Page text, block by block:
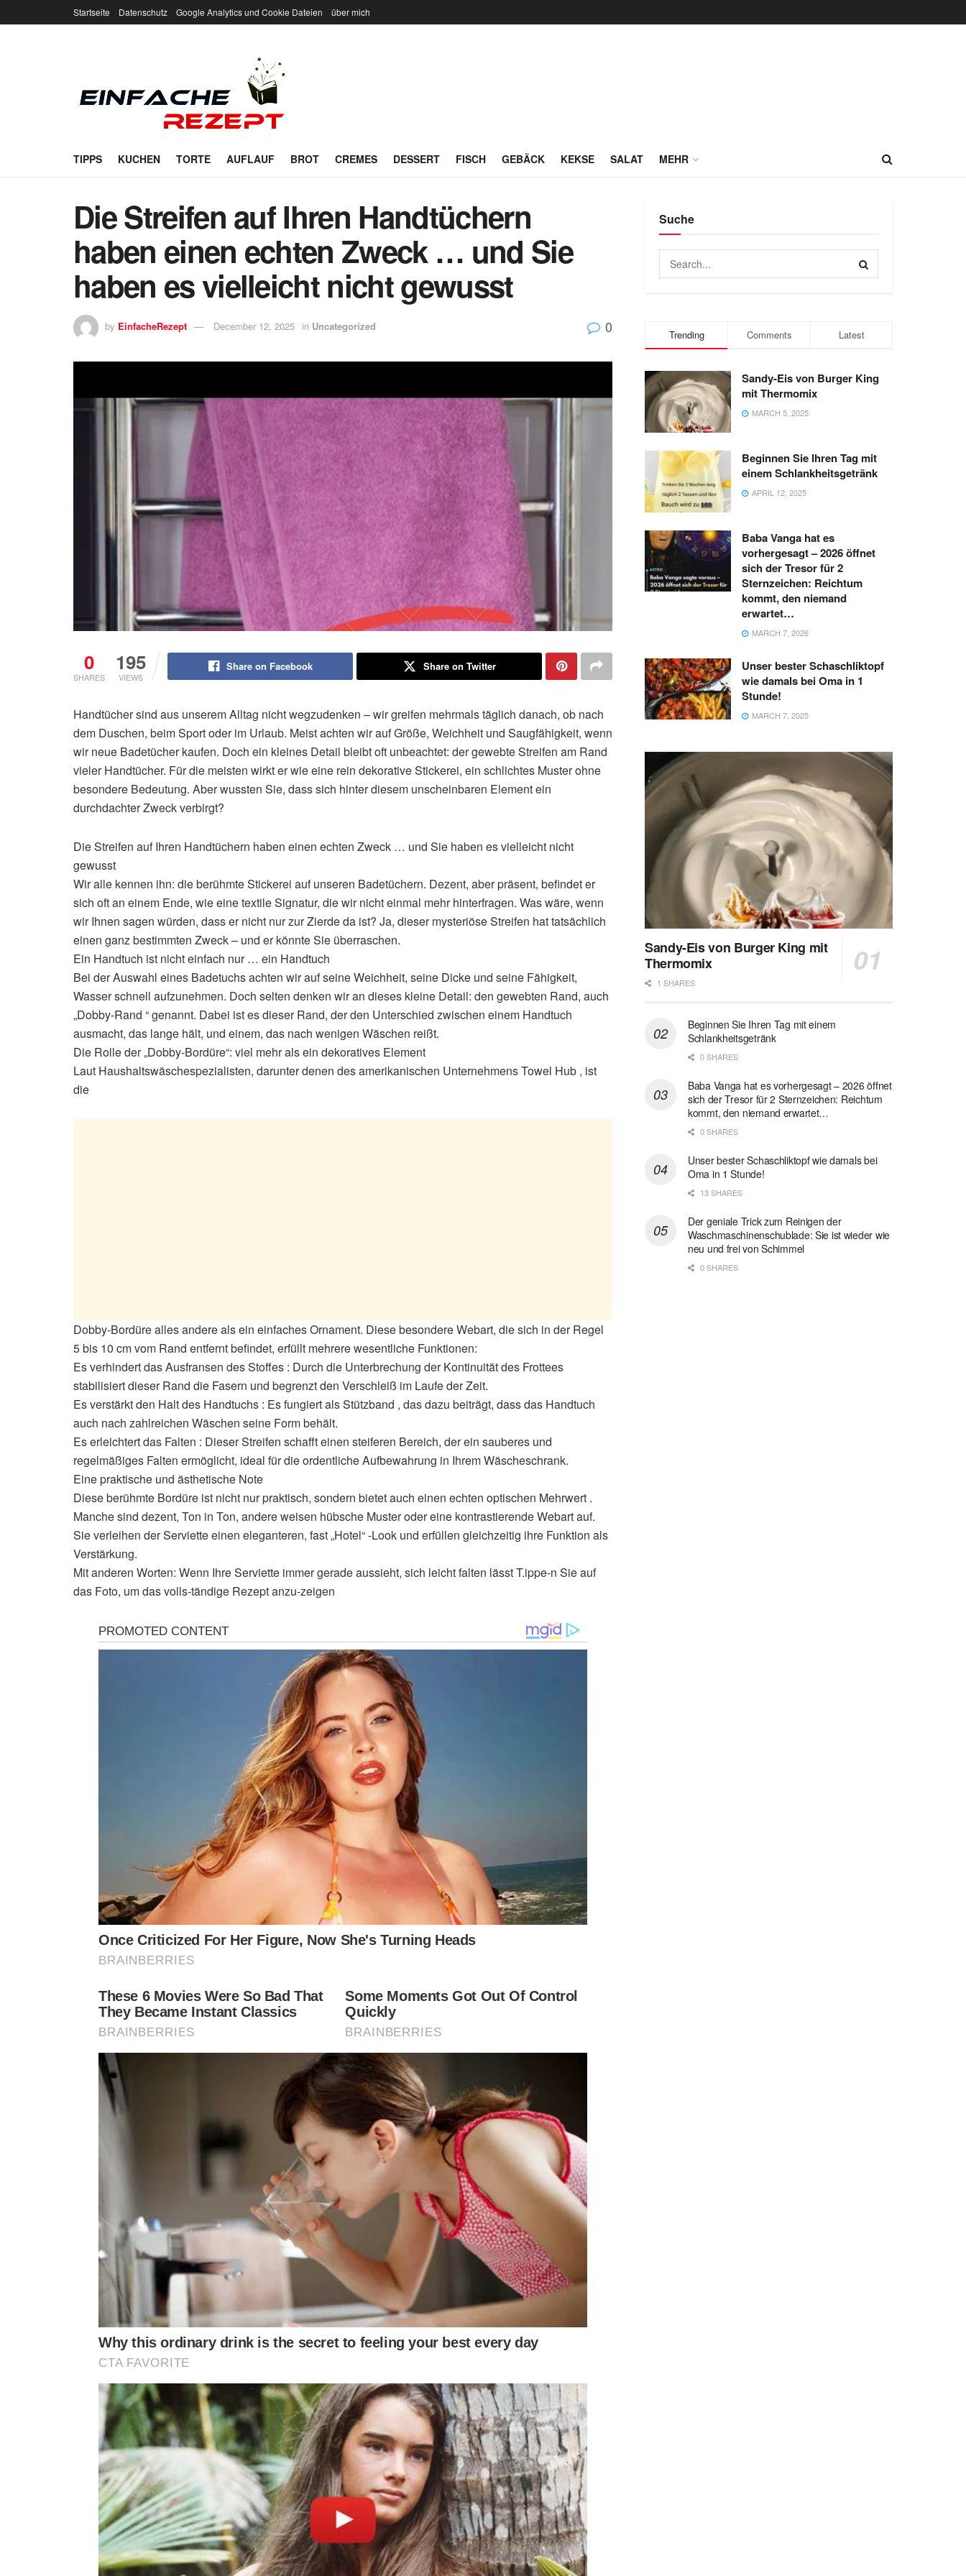
Startseite Datenschutz Google Analytics und Cookie Dateien über mich
TIPPS KUCHEN TORTE AUFLAUF BROT CREMES DESSERT FISCH GEBÄCK KEKSE SALAT MEHR
Die Streifen auf Ihren Handtüchern
haben einen echten Zweck … und Sie
haben es vielleicht nicht gewusst
by EinfacheRezept December 12, 2025 in Uncategorized 0
0
SHARES
195
VIEWS
Share on Facebook Share on Twitter
Handtücher sind aus unserem Alltag nicht wegzudenken – wir greifen mehrmals täglich danach, ob nach
dem Duschen, beim Sport oder im Urlaub. Meist achten wir auf Größe, Weichheit und Saugfähigkeit, wenn
wir neue Badetücher kaufen. Doch ein kleines Detail bleibt oft unbeachtet: der gewebte Streifen am Rand
vieler Handtücher. Für die meisten wirkt er wie eine rein dekorative Stickerei, ein schlichtes Muster ohne
besondere Bedeutung. Aber wussten Sie, dass sich hinter diesem unscheinbaren Element ein
durchdachter Zweck verbirgt?
Die Streifen auf Ihren Handtüchern haben einen echten Zweck … und Sie haben es vielleicht nicht
gewusst
Wir alle kennen ihn: die berühmte Stickerei auf unseren Badetüchern. Dezent, aber präsent, befindet er
sich oft an einem Ende, wie eine textile Signatur, die wir nicht einmal mehr hinterfragen. Was wäre, wenn
wir Ihnen sagen würden, dass er nicht nur zur Zierde da ist? Ja, dieser mysteriöse Streifen hat tatsächlich
einen ganz bestimmten Zweck – und er könnte Sie überraschen.
Ein Handtuch ist nicht einfach nur … ein Handtuch
Bei der Auswahl eines Badetuchs achten wir auf seine Weichheit, seine Dicke und seine Fähigkeit,
Wasser schnell aufzunehmen. Doch selten denken wir an dieses kleine Detail: den gewebten Rand, auch
„Dobby-Rand “ genannt. Dabei ist es dieser Rand, der den Unterschied zwischen einem Handtuch
ausmacht, das lange hält, und einem, das nach wenigen Wäschen reißt.
Die Rolle der „Dobby-Bordüre“: viel mehr als ein dekoratives Element
Laut Haushaltswäschespezialisten, darunter denen des amerikanischen Unternehmens Towel Hub , ist
die
Dobby-Bordüre alles andere als ein einfaches Ornament. Diese besondere Webart, die sich in der Regel
5 bis 10 cm vom Rand entfernt befindet, erfüllt mehrere wesentliche Funktionen:
Es verhindert das Ausfransen des Stoffes : Durch die Unterbrechung der Kontinuität des Frottees
stabilisiert dieser Rand die Fasern und begrenzt den Verschleiß im Laufe der Zeit.
Es verstärkt den Halt des Handtuchs : Es fungiert als Stützband , das dazu beiträgt, dass das Handtuch
auch nach zahlreichen Wäschen seine Form behält.
Es erleichtert das Falten : Dieser Streifen schafft einen steiferen Bereich, der ein sauberes und
regelmäßiges Falten ermöglicht, ideal für die ordentliche Aufbewahrung in Ihrem Wäscheschrank.
Eine praktische und ästhetische Note
Diese berühmte Bordüre ist nicht nur praktisch, sondern bietet auch einen echten optischen Mehrwert .
Manche sind dezent, Ton in Ton, andere weisen hübsche Muster oder eine kontrastierende Webart auf.
Sie verleihen der Serviette einen eleganteren, fast „Hotel“ -Look und erfüllen gleichzeitig ihre Funktion als
Verstärkung.
Mit anderen Worten: Wenn Ihre Serviette immer gerade aussieht, sich leicht falten lässt T.ippe-n Sie auf
das Foto, um das volls-tändige Rezept anzu-zeigen
Suche
Trending Comments Latest
Sandy-Eis von Burger King
mit Thermomix
MARCH 5, 2025
Beginnen Sie Ihren Tag mit
einem Schlankheitsgetränk
APRIL 12, 2025
Baba Vanga hat es
vorhergesagt – 2026 öffnet
sich der Tresor für 2
Sternzeichen: Reichtum
kommt, den niemand
erwartet…
MARCH 7, 2026
Unser bester Schaschliktopf
wie damals bei Oma in 1
Stunde!
MARCH 7, 2025
Sandy-Eis von Burger King mit
Thermomix
1 SHARES
Beginnen Sie Ihren Tag mit einem
Schlankheitsgetränk
0 SHARES
Baba Vanga hat es vorhergesagt – 2026 öffnet
sich der Tresor für 2 Sternzeichen: Reichtum
kommt, den niemand erwartet…
0 SHARES
Unser bester Schaschliktopf wie damals bei
Oma in 1 Stunde!
13 SHARES
Der geniale Trick zum Reinigen der
Waschmaschinenschublade: Sie ist wieder wie
neu und frei von Schimmel
0 SHARES